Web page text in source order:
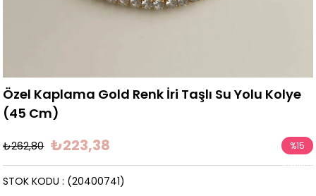
Özel Kaplama Gold Renk İri Taşlı Su Yolu Kolye
(45 Cm)
₺262,80 ₺223,38 %15
İndirim
(20400741)
STOK KODU